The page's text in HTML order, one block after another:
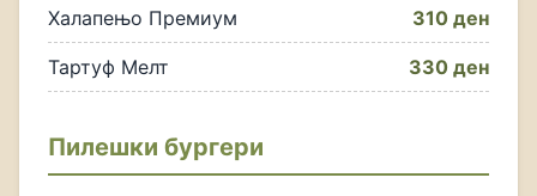
Халапењо Премиум 310 ден
Тартуф Мелт 330 ден
Пилешки бургери